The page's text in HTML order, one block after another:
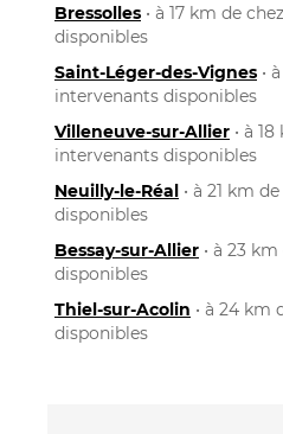
Bressolles • à 17 km de
disponibles
Saint-Léger-des-Vignes •
intervenants disponibles
Villeneuve-sur-Allier • à
intervenants disponibles
Neuilly-le-Réal • à 21 km
disponibles
Bessay-sur-Allier • à 23
disponibles
Thiel-sur-Acolin • à 24 km
disponibles